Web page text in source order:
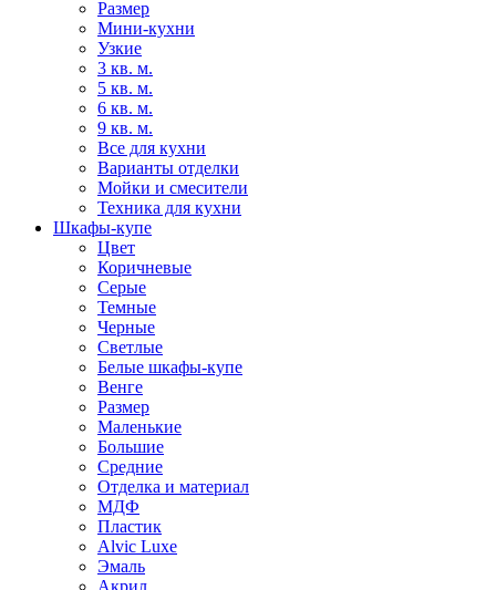
Размер
Мини-кухни
Узкие
3 кв. м.
5 кв. м.
6 кв. м.
9 кв. м.
Все для кухни
Варианты отделки
Мойки и смесители
Техника для кухни
Шкафы-купе
Цвет
Коричневые
Серые
Темные
Черные
Светлые
Белые шкафы-купе
Венге
Размер
Маленькие
Большие
Средние
Отделка и материал
МДФ
Пластик
Alvic Luxe
Эмаль
Акрил